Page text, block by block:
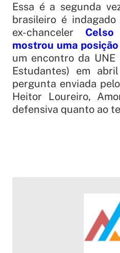
Essa é a segunda
brasileiro é
ex-chanceler
mostrou uma
um encontro da UNE
Estudantes) em
pergunta enviada
Heitor Loureiro,
defensiva quanto ao